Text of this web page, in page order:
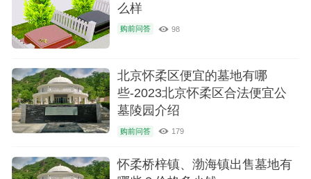
么样
购前问答 98
北京怀柔区便宜的墓地有哪
些-2023北京怀柔区合法便宜公
墓陵园介绍
购前问答 179
怀柔桥梓镇、渤海镇出售墓地有